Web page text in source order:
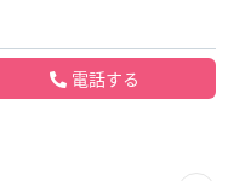
電話する